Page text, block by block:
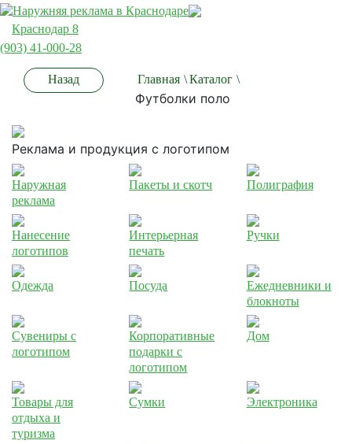
Краснодар 8
(903) 41-000-28
Назад Главная \Каталог \
Футболки поло
Реклама и продукция с логотипом
Наружная
реклама
Пакеты и скотч Полиграфия
Нанесение
логотипов
Интерьерная
печать
Ручки
Одежда Посуда
Ежедневники и
блокноты
Сувениры с
логотипом
Корпоративные
подарки с
логотипом
Дом
Товары для
отдыха и
туризма
Сумки Электроника